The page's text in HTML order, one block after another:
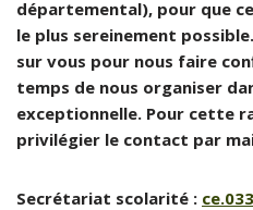
départemental), pour que
le plus sereinement
sur vous pour nous faire
temps de nous organiser
exceptionnelle. Pour cette
privilégier le contact par
Secrétariat scolarité :